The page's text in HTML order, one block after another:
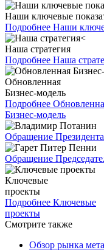
Наши ключевые
Подробнее Наши
Наша стратегия
Подробнее Наша
Обновленная
Бизнес-модель
Подробнее
Бизнес-модель
Обращение Президента
Обращение
Ключевые
проекты
Подробнее Ключевые
проекты
Смотрите также
Обзор рынка